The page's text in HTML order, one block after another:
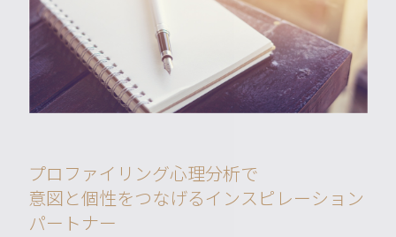
プロファイリング心理分析で
意図と個性をつなげるインスピレーション
パートナー